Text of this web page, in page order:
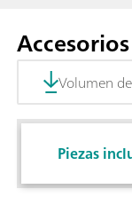
Volumen
Piezas